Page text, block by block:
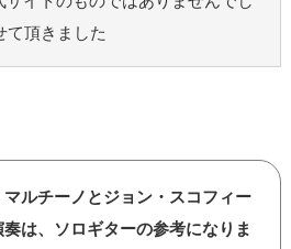
て頂きました
ルチーノとジョン・スコフィー
は、ソロギターの参考になりま